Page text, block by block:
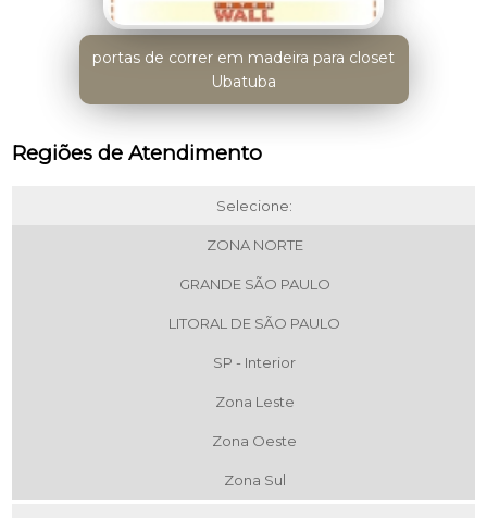
portas de correr em madeira para closet
Ubatuba
Regiões de Atendimento
Selecione:
ZONA NORTE
GRANDE SÃO PAULO
LITORAL DE SÃO PAULO
SP - Interior
Zona Leste
Zona Oeste
Zona Sul